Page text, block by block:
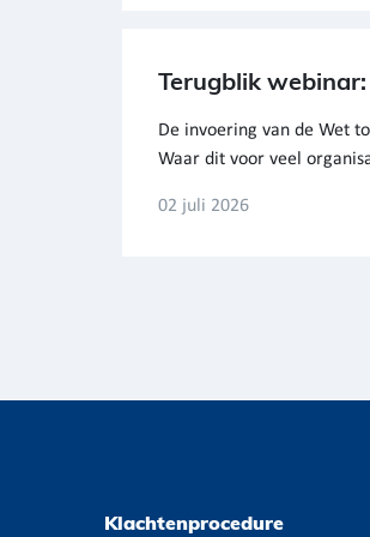
Terugblik
De invoering van de Wet
Waar dit voor veel
02 juli 2026
Klachtenprocedure